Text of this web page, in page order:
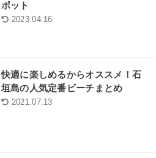
ポット
2023.04.16
快適に楽しめるからオススメ！石
垣島の人気定番ビーチまとめ
2021.07.13